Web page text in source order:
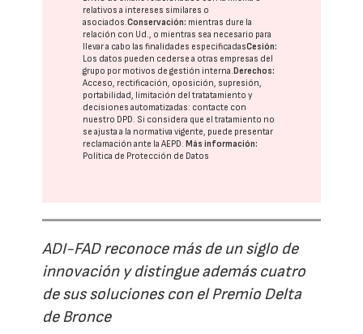
relativos a intereses similares o
asociados.Conservación: mientras dure la
relación con Ud., o mientras sea necesario para
llevar a cabo las finalidades especificadasCesión:
Los datos pueden cederse a otras empresas del
grupo por motivos de gestión interna. Derechos:
Acceso, rectificación, oposición, supresión,
portabilidad, limitación del tratatamiento y
decisiones automatizadas: contacte con
nuestro DPD. Si considera que el tratamiento no
se ajusta a la normativa vigente, puede presentar
reclamación ante laAEPD. Más información:
Política de Protección de Datos
ADI-FAD reconoce más de un siglo de
innovación y distingue además cuatro
de sus soluciones con el Premio Delta
de Bronce